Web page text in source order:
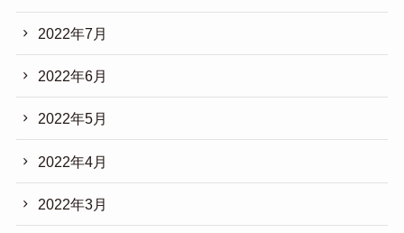
2022年7月
2022年6月
2022年5月
2022年4月
2022年3月